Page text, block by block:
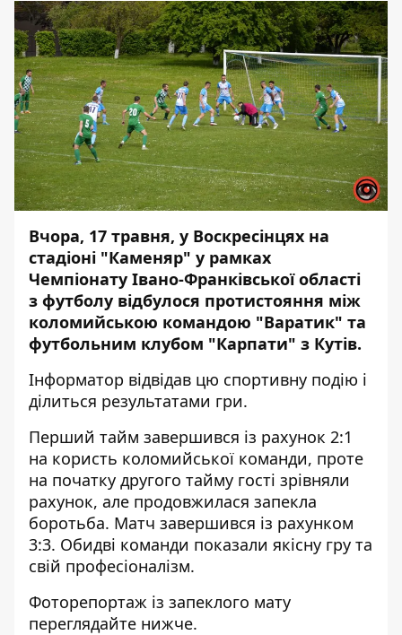
Вчора, 17 травня, у Воскресінцях на
стадіоні "Каменяр" у рамках
Чемпіонату Івано-Франківської області
з футболу відбулося протистояння між
коломийською командою "Варатик" та
футбольним клубом "Карпати" з Кутів.
Інформатор відвідав цю спортивну подію і
ділиться результатами гри.
Перший тайм завершився із рахунок 2:1
на користь коломийської команди, проте
на початку другого тайму гості зрівняли
рахунок, але продовжилася запекла
боротьба. Матч завершився із рахунком
3:3. Обидві команди показали якісну гру та
свій професіоналізм.
Фоторепортаж із запеклого мату
переглядайте нижче.